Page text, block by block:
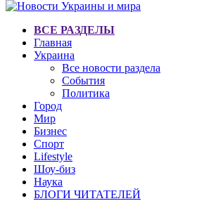
ВСЕ РАЗДЕЛЫ
Главная
Украина
Все новости раздела
События
Политика
Город
Мир
Бизнес
Спорт
Lifestyle
Шоу-биз
Наука
БЛОГИ ЧИТАТЕЛЕЙ